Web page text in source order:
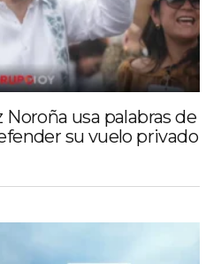
usa palabras de
su vuelo privado